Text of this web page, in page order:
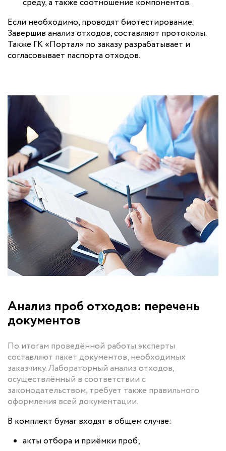
среду, а также соотношение компонентов.
Если необходимо, проводят биотестирование.
Завершив анализ отходов, составляют протоколы.
Также ГК «Портал» по заказу разрабатывает и
согласовывает паспорта отходов.
Анализ проб отходов: перечень
документов
По итогам проведённой работы эксперты
составляют пакет документов, необходимых
заказчику. Лабораторный анализ отходов,
осуществлённый в соответствии с
законодательством, требует также правильного
оформления всей документации.
В комплект бумаг входят в общем случае:
акты отбора и приёмки проб;